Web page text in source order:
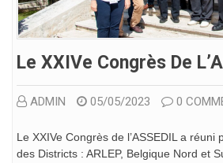
Le XXIVe Congrès De
ADMIN 05/05/2023 0
Le XXIVe Congrès de l’ASSEDIL a réuni
des Districts : ARLEP, Belgique Nord et